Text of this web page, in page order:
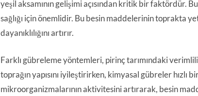
yeşil aksamının gelişimi açısından kritik bir faktördür.
sağlığı için önemlidir. Bu besin maddelerinin toprakta
dayanıklılığını artırır.
Farklı gübreleme yöntemleri, pirinç tarımındaki
toprağın yapısını iyileştirirken, kimyasal gübreler hızlı
mikroorganizmalarının aktivitesini artırarak, besin